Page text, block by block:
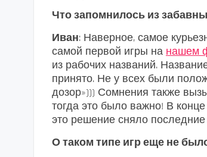
Что запомнилось из
Иван: Наверное, самое
самой первой игры на нашем
из рабочих названий.
принято. Не у всех были
дозор»))) Сомнения также
тогда это было важно! В
это решение сняло
О таком типе игр еще не